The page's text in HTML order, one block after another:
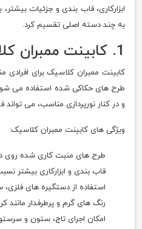
ابزارکاری، قاب بندی و جزئیات
به چند دسته اصلی تقسیم کرد.
1. کابینت ممبران کلاسیک
کابینت ممبران کلاسیک برای
طرح های حکاکی شده استفاده می
و در کنار نورپردازی مناسب، می
ویژگی های کابینت ممبران کلاسیک:
طرح های منبت کاری شده روی
قاب بندی و ابزارکاری بیشتر
استفاده از دستگیره های
رنگ های گرم و پرطرفدار مانند
امکان اجرای تاج، ستون و